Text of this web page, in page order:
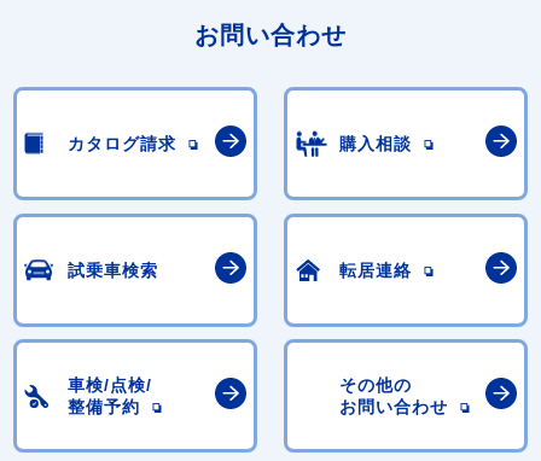
お問い合わせ
カタログ請求 購入相談
試乗車検索 転居連絡
車検/点検/
整備予約
その他の
お問い合わせ